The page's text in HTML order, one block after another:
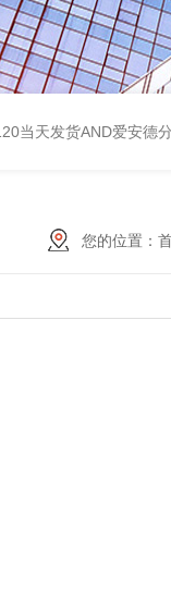
当天发货AND爱安德分析
您的位置：